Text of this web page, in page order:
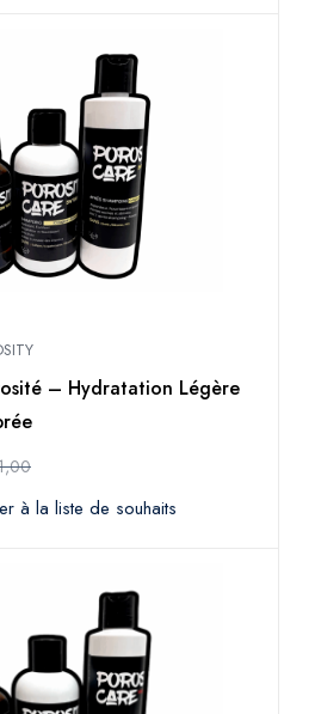
– Hydratation Légère
à la liste de souhaits